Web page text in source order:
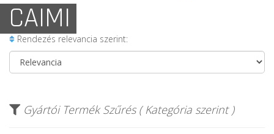
CAIMI
Rendezés relevancia szerint:
Gyártói Termék Szűrés ( Kategória szerint )